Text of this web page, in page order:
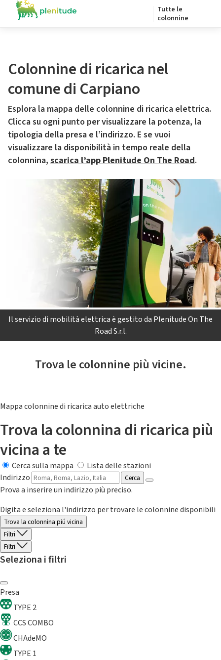
Tutte le
colonnine
Colonnine di ricarica nel
comune di Carpiano
Esplora la mappa delle colonnine di ricarica elettrica.
Clicca su ogni punto per visualizzare la potenza, la
tipologia della presa e l’indirizzo. E se vuoi
visualizzare la disponibilità in tempo reale della
colonnina, scarica l’app Plenitude On The Road.
Il servizio di mobilità elettrica è gestito da Plenitude On The
Road S.r.l.
Trova le colonnine più vicine.
Mappa colonnine di ricarica auto elettriche
Trova la colonnina di ricarica più
vicina a te
Cerca sulla mappa
Lista delle stazioni
Indirizzo
Cerca
Prova a inserire un indirizzo più preciso.
Digita e seleziona l'indirizzo per trovare le colonnine disponibili
Trova la colonnina piú vicina
Filtri
Filtri
Seleziona i filtri
Presa
TYPE 2
CCS COMBO
CHAdeMO
TYPE 1